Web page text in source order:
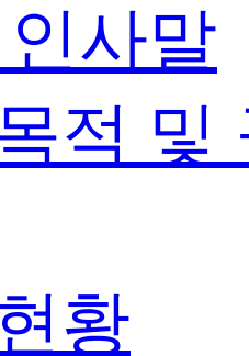
사말
적 및
황